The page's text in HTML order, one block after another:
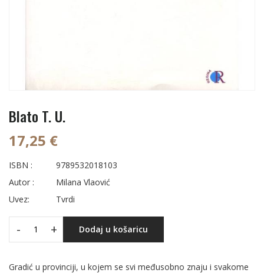
Blato T. U.
17,25 €
ISBN :
9789532018103
Autor :
Milana Vlaović
Uvez:
Tvrdi
- + Dodaj u košaricu
Gradić u provinciji, u kojem se svi međusobno znaju i svakome